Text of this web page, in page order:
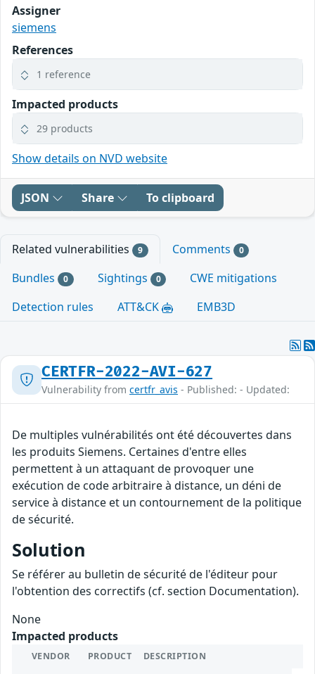
Assigner
siemens
References
1 reference
Impacted products
29 products
Show details on NVD website
JSON Share To clipboard
Related vulnerabilities 9 Comments 0
Bundles 0 Sightings 0
CWE mitigations
Detection rules
ATT&CK EMB3D
CERTFR-2022-AVI-627
Vulnerability from certfr_avis - Published: - Updated:
De multiples vulnérabilités ont été découvertes dans
les produits Siemens. Certaines d'entre elles
permettent à un attaquant de provoquer une
exécution de code arbitraire à distance, un déni de
service à distance et un contournement de la politique
de sécurité.
Solution
Se référer au bulletin de sécurité de l'éditeur pour
l'obtention des correctifs (cf. section Documentation).
None
Impacted products
VENDOR PRODUCT DESCRIPTION